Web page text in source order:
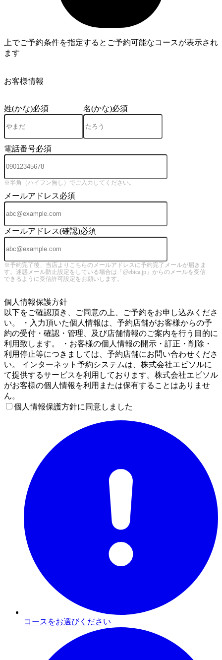
上でご予約条件を指定するとご予約可能なコースが表示され
ます
お客様情報
姓(かな)必須 名(かな)必須
電話番号必須
※半角（ハイフン無し）でご入力してください。
メールアドレス必須
メールアドレス(確認)必須
※予約完了後、当店よりこちらのメールアドレスに予約完了メールが届きま
す。迷惑メール防止設定をしている場合は「@ebica.jp」からのメールを受信
できるように受信許可設定をお願いします。
個人情報保護方針
以下をご確認頂き、ご同意の上、ご予約をお申し込みくださ
い。 ・入力頂いた個人情報は、予約店舗がお客様からの予
約の受付・確認・管理、及び店舗情報のご案内を行う目的に
利用致します。 ・お客様の個人情報の開示・訂正・削除・
利用停止等につきましては、予約店舗にお問い合わせくださ
い。 インターネット予約システムは、株式会社エビソルに
て提供するサービスを利用しております。株式会社エビソル
がお客様の個人情報を利用または保有することはありませ
ん。
個人情報保護方針に同意しました
コースをお選びください